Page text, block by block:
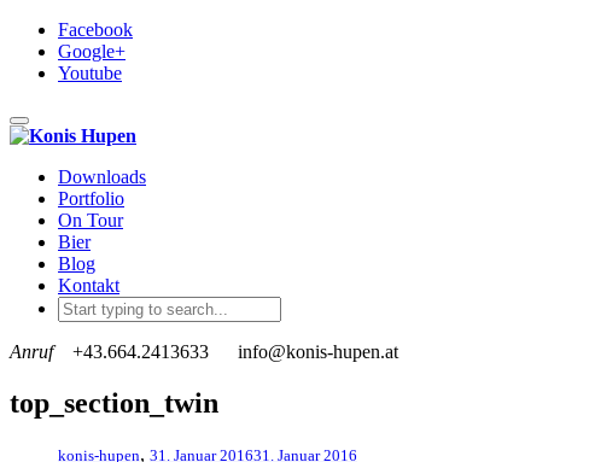
Facebook
Google+
Youtube
Toggle navigation
Downloads
Portfolio
On Tour
Bier
Blog
Kontakt
Anruf +43.664.2413633 info@konis-hupen.at
top_section_twin
konis-hupen, 31. Januar 201631. Januar 2016